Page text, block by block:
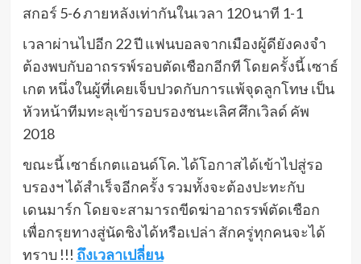
สกอร์ 5-6 ภายหลังเท่ากันในเวลา 120 นาที 1-1
เวลาผ่านไปอีก 22 ปี แฟนบอลจากเมืองผู้ดียังคงจำ
ต้องพบกับอาถรรพ์รอบตัดเชือกอีกที โดยครั้งนี้ เซาธ์
เกต หนึ่งในผู้ที่เคยเจ็บปวดกับการแพ้จุดลูกโทษ เป็น
หัวหน้าทีมทะลุเข้ารอบรองชนะเลิศ ศึกเวิลด์ คัพ
2018
ขณะนี้ เซาธ์เกตแอนด์โค. ได้โอกาสได้เข้าไปสู่รอ
บรองฯ ได้สำเร็จอีกครั้ง รวมทั้งจะต้องปะทะกับ
เดนมาร์ก โดยจะสามารถขีดฆ่าอาถรรพ์ตัดเชือก
เพื่อกรุยทางสู่นัดชิงได้หรือเปล่า สักครู่ทุกคนจะได้
ทราบ !!! ถึงเวลาเปลี่ยน